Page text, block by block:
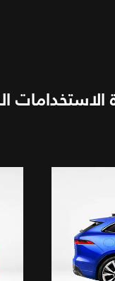
الاستخدامات